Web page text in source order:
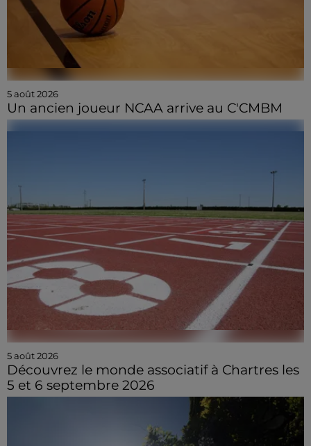
5 août 2026
Un ancien joueur NCAA arrive au C'CMBM
5 août 2026
Découvrez le monde associatif à Chartres les
5 et 6 septembre 2026